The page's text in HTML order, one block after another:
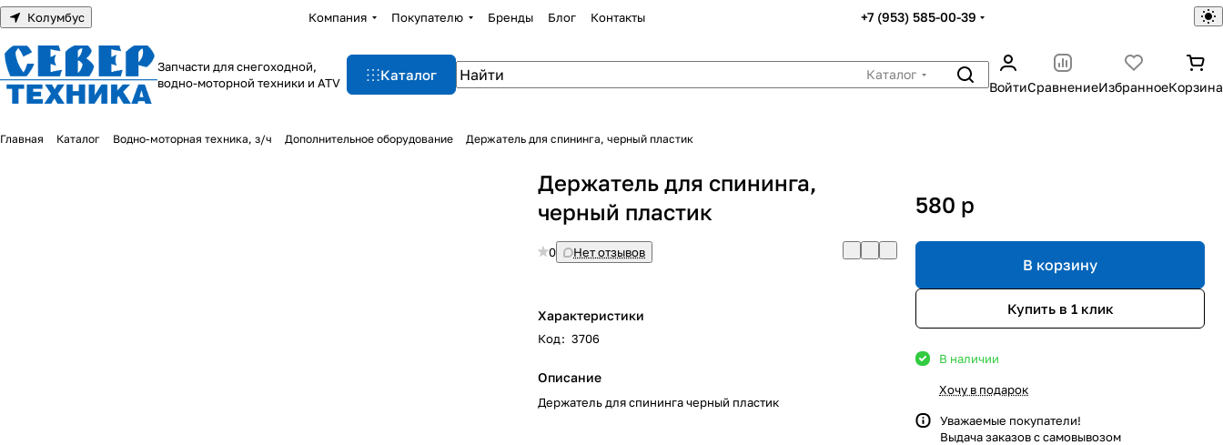
Колумбус Компания Покупателю Бренды Блог Контакты +7 (953) 585-00-39
Запчасти для снегоходной,
водно-моторной техники и ATV
Каталог
Каталог
ВойтиСравнениеИзбранноеКорзина
Главная Каталог Водно-моторная техника, з/ч Дополнительное оборудование Держатель для спининга, черный пластик
Держатель для спининга,
черный пластик
0 Нет отзывов
Характеристики
Код: 3706
Описание
Держатель для спининга черный пластик
580 p
В корзину
Купить в 1 клик
В наличии
Хочу в подарок
Уважаемые покупатели!
Выдача заказов с самовывозом